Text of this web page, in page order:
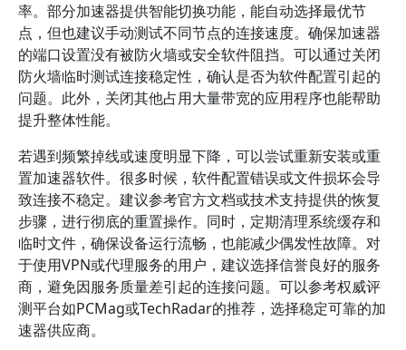
率。部分加速器提供智能切换功能，能自动选择最优节
点，但也建议手动测试不同节点的连接速度。确保加速器
的端口设置没有被防火墙或安全软件阻挡。可以通过关闭
防火墙临时测试连接稳定性，确认是否为软件配置引起的
问题。此外，关闭其他占用大量带宽的应用程序也能帮助
提升整体性能。
若遇到频繁掉线或速度明显下降，可以尝试重新安装或重
置加速器软件。很多时候，软件配置错误或文件损坏会导
致连接不稳定。建议参考官方文档或技术支持提供的恢复
步骤，进行彻底的重置操作。同时，定期清理系统缓存和
临时文件，确保设备运行流畅，也能减少偶发性故障。对
于使用VPN或代理服务的用户，建议选择信誉良好的服务
商，避免因服务质量差引起的连接问题。可以参考权威评
测平台如PCMag或TechRadar的推荐，选择稳定可靠的加
速器供应商。